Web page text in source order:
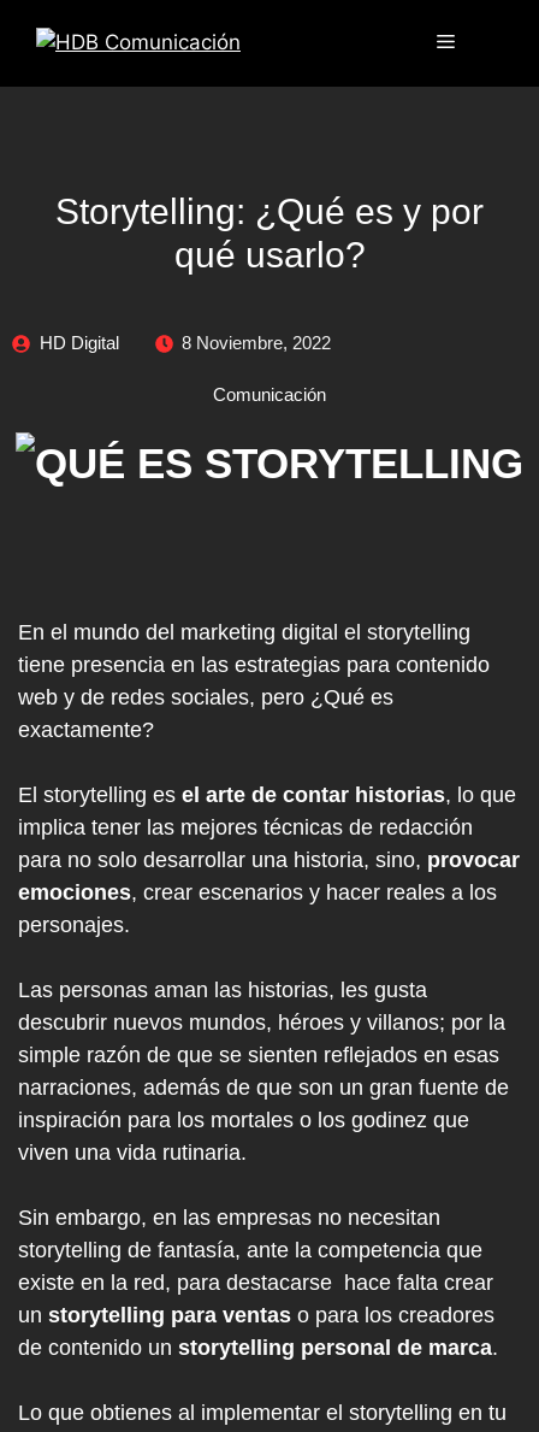
Storytelling: ¿Qué es y por
qué usarlo?
HD Digital 8 Noviembre, 2022
Comunicación
En el mundo del marketing digital el storytelling
tiene presencia en las estrategias para contenido
web y de redes sociales, pero ¿Qué es
exactamente?
El storytelling es el arte de contar historias, lo que
implica tener las mejores técnicas de redacción
para no solo desarrollar una historia, sino, provocar
emociones, crear escenarios y hacer reales a los
personajes.
Las personas aman las historias, les gusta
descubrir nuevos mundos, héroes y villanos; por la
simple razón de que se sienten reflejados en esas
narraciones, además de que son un gran fuente de
inspiración para los mortales o los godinez que
viven una vida rutinaria.
Sin embargo, en las empresas no necesitan
storytelling de fantasía, ante la competencia que
existe en la red, para destacarse hace falta crear
un storytelling para ventas o para los creadores
de contenido un storytelling personal de marca.
Lo que obtienes al implementar el storytelling en tu